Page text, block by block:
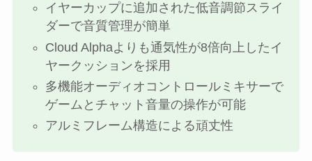
イヤーカップに追加された低音調節スライ
ダーで音質管理が簡単
Cloud Alphaよりも通気性が8倍向上したイ
ヤークッションを採用
多機能オーディオコントロールミキサーで
ゲームとチャット音量の操作が可能
アルミフレーム構造による頑丈性